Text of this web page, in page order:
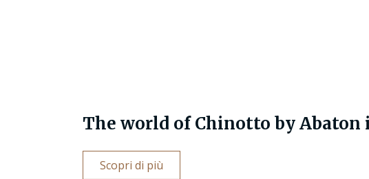
The world of Chinotto by Abaton
Scopri di più